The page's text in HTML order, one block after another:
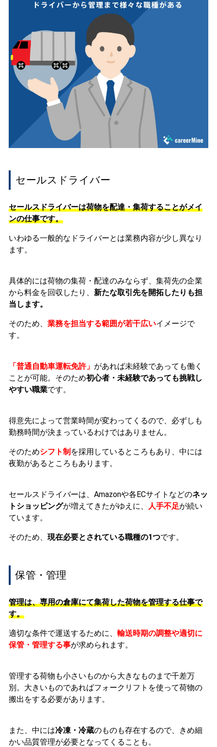
セールスドライバー
セールスドライバーは荷物を配達・集荷することがメイ
ンの仕事です。
いわゆる一般的なドライバーとは業務内容が少し異なり
ます。
具体的には荷物の集荷・配達のみならず、集荷先の企業
から料金を回収したり、 新たな取引先を開拓したりも担
当します。
そのため、 業務を担当する範囲が若干広いイメージで
す。
「普通自動車運転免許」 があれば未経験であっても働く
ことが可能。そのため初心者・未経験であっても挑戦し
やすい職業です。
得意先によって営業時間が変わってくるので、必ずしも
勤務時間が決まっているわけではありません。
そのためシフト制 を採用しているところもあり、中には
夜勤があるところもあります。
セールスドライバーは、Amazonや各ECサイトなどのネッ
トショッピングが増えてきたがゆえに、 人手不足が続い
ています。
そのため、 現在必要とされている職種の1つです。
保管・管理
管理は、専用の倉庫にて集荷した荷物を管理する仕事で
す。
適切な条件で運送するために、 輸送時期の調整や適切に
保管・管理する事が求められます。
管理する荷物も小さいものから大きなものまで千差万
別。大きいものであればフォークリフトを使って荷物の
搬出をする必要があります。
また、中には冷凍・冷蔵のものも存在するので、きめ細
かい品質管理が必要となってくることも。